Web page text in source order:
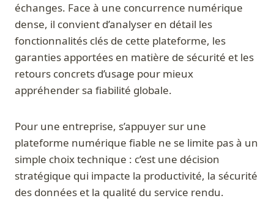
échanges. Face à une concurrence numérique
dense, il convient d’analyser en détail les
fonctionnalités clés de cette plateforme, les
garanties apportées en matière de sécurité et les
retours concrets d’usage pour mieux
appréhender sa fiabilité globale.
Pour une entreprise, s’appuyer sur une
plateforme numérique fiable ne se limite pas à un
simple choix technique : c’est une décision
stratégique qui impacte la productivité, la sécurité
des données et la qualité du service rendu.